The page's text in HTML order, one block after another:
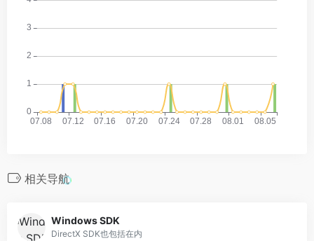
相关导航
Windows SDK
DirectX SDK也包括在内